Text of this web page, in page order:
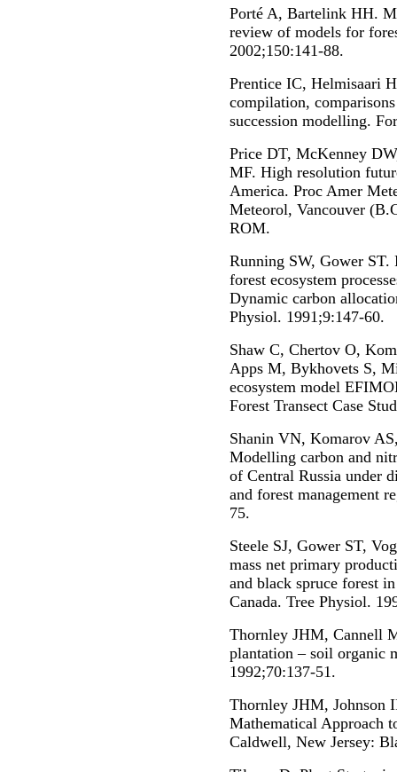
Porté A, Bartelink HH.
review of models for
2002;150:141-88.
Prentice IC, Helmisaari
compilation,
succession modelling.
Price DT, McKenney
MF. High resolution
America. Proc Amer
Meteorol, Vancouver
ROM.
Running SW, Gower ST.
forest ecosystem
Dynamic carbon
Physiol. 1991;9:147-60.
Shaw C, Chertov O,
Apps M, Bykhovets S,
ecosystem model
Forest Transect Case
Shanin VN, Komarov
Modelling carbon and
of Central Russia under
and forest management
75.
Steele SJ, Gower ST,
mass net primary
and black spruce forest
Canada. Tree Physiol.
Thornley JHM, Cannell
plantation – soil organic
1992;70:137-51.
Thornley JHM, Johnson
Mathematical Approach
Caldwell, New Jersey: